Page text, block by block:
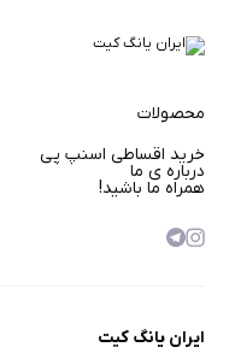
محصولات
خرید اقساطی اسنپ پی
درباره ی ما
همراه ما باشید!
ایران یانگ کیت